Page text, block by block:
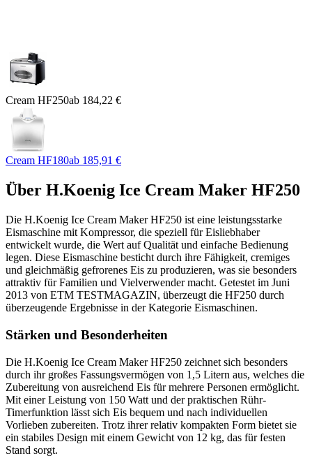
Cream HF250ab 184,22 €
Cream HF180ab 185,91 €
Über H.Koenig Ice Cream Maker HF250
Die H.Koenig Ice Cream Maker HF250 ist eine leistungsstarke
Eismaschine mit Kompressor, die speziell für Eisliebhaber
entwickelt wurde, die Wert auf Qualität und einfache Bedienung
legen. Diese Eismaschine besticht durch ihre Fähigkeit, cremiges
und gleichmäßig gefrorenes Eis zu produzieren, was sie besonders
attraktiv für Familien und Vielverwender macht. Getestet im Juni
2013 von ETM TESTMAGAZIN, überzeugt die HF250 durch
überzeugende Ergebnisse in der Kategorie Eismaschinen.
Stärken und Besonderheiten
Die H.Koenig Ice Cream Maker HF250 zeichnet sich besonders
durch ihr großes Fassungsvermögen von 1,5 Litern aus, welches die
Zubereitung von ausreichend Eis für mehrere Personen ermöglicht.
Mit einer Leistung von 150 Watt und der praktischen Rühr-
Timerfunktion lässt sich Eis bequem und nach individuellen
Vorlieben zubereiten. Trotz ihrer relativ kompakten Form bietet sie
ein stabiles Design mit einem Gewicht von 12 kg, das für festen
Stand sorgt.